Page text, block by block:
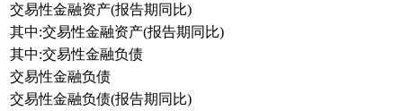
交易性金融资产(报告期同比)
其中:交易性金融资产(报告期同比)
其中:交易性金融负债
交易性金融负债
交易性金融负债(报告期同比)